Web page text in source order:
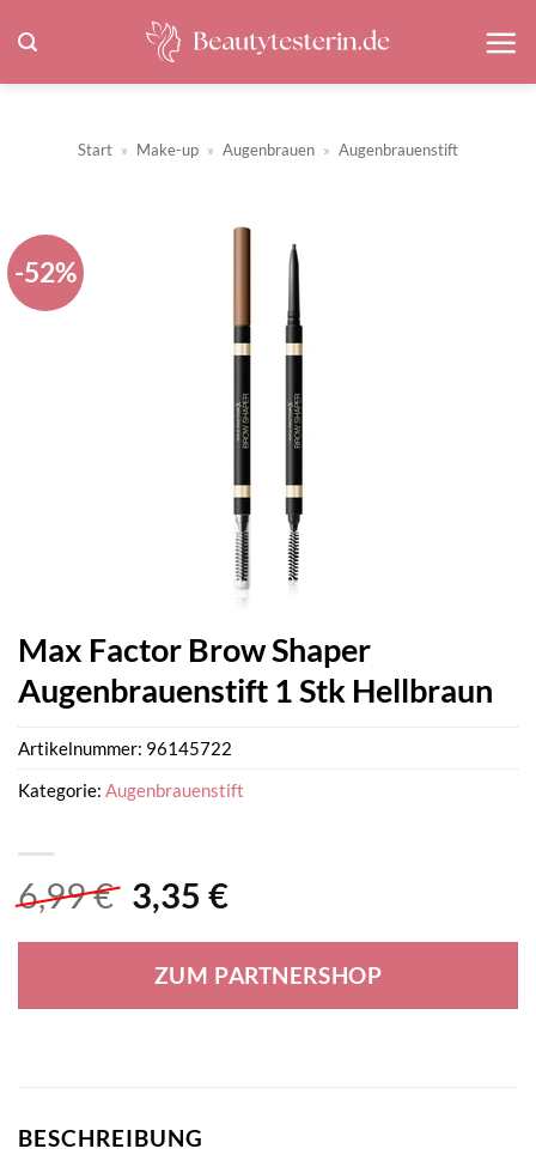
Inhalt
springen
Start » Make-up » Augenbrauen » Augenbrauenstift
-52%
Max Factor Brow Shaper
Augenbrauenstift 1 Stk Hellbraun
6,99€ Ursprünglicher
war:
6,99 €
3,35 €Aktueller
ist:
3,35 €.
ZUM PARTNERSHOP
Artikelnummer: 96145722
Kategorie: Augenbrauenstift
BESCHREIBUNG